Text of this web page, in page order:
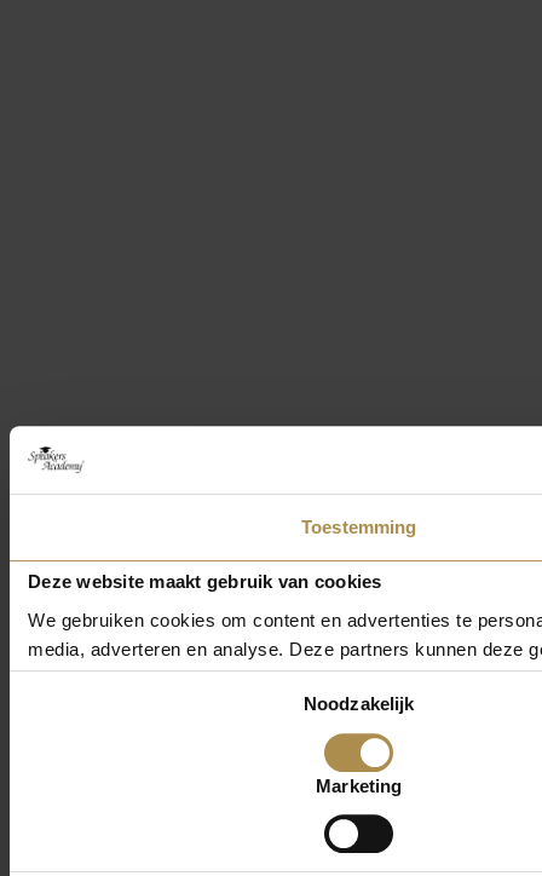
Toestemming
Deze website maakt gebruik van cookies
We gebruiken cookies om content en advertenties te
media, adverteren en analyse. Deze partners kunnen deze
Noodzakelijk
Marketing